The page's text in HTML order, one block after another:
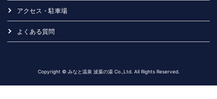
アクセス・駐車場
よくある質問
Copyright © みなと温泉 波葉の湯 Co.,Ltd. All Rights Reserved.